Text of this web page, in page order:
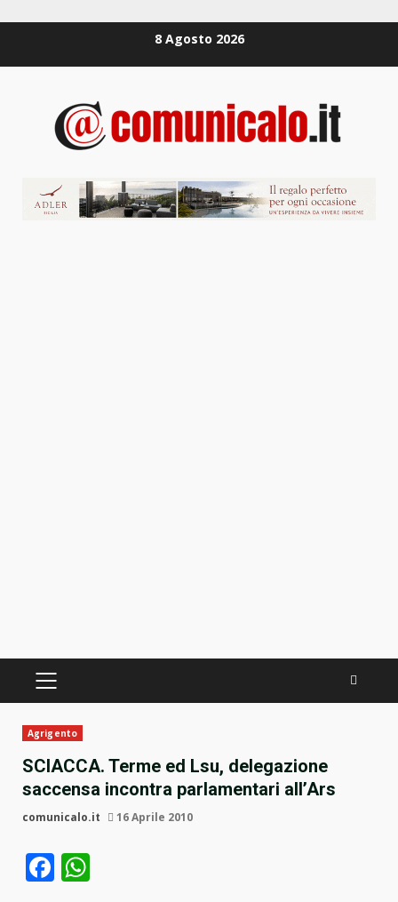
8 Agosto 2026
PRIMÄRES
MENÜ
Agrigento
SCIACCA. Terme ed Lsu, delegazione
saccensa incontra parlamentari all’Ars
comunicalo.it 16 Aprile 2010
Facebook